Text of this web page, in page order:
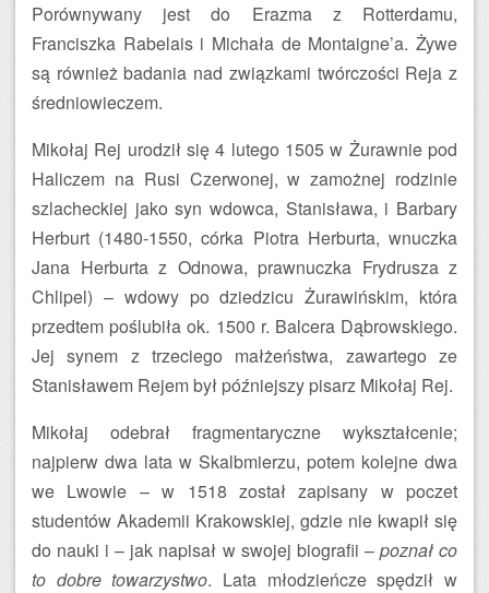
Porównywany jest do Erazma z Rotterdamu,
Franciszka Rabelais i Michała de Montaigne’a. Żywe
są również badania nad związkami twórczości Reja z
średniowieczem.
Mikołaj Rej urodził się 4 lutego 1505 w Żurawnie pod
Haliczem na Rusi Czerwonej, w zamożnej rodzinie
szlacheckiej jako syn wdowca, Stanisława, i Barbary
Herburt (1480-1550, córka Piotra Herburta, wnuczka
Jana Herburta z Odnowa, prawnuczka Frydrusza z
Chlipel) – wdowy po dziedzicu Żurawińskim, która
przedtem poślubiła ok. 1500 r. Balcera Dąbrowskiego.
Jej synem z trzeciego małżeństwa, zawartego ze
Stanisławem Rejem był późniejszy pisarz Mikołaj Rej.
Mikołaj odebrał fragmentaryczne wykształcenie;
najpierw dwa lata w Skalbmierzu, potem kolejne dwa
we Lwowie – w 1518 został zapisany w poczet
studentów Akademii Krakowskiej, gdzie nie kwapił się
do nauki i – jak napisał w swojej biografii – poznał co
to dobre towarzystwo. Lata młodzieńcze spędził w